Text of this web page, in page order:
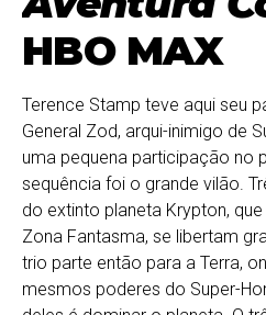
HBO MAX
Terence Stamp teve aqui seu
General Zod, arqui-inimigo de
uma pequena participação no
sequência foi o grande vilão.
do extinto planeta Krypton,
Zona Fantasma, se libertam
trio parte então para a Terra,
mesmos poderes do Super-